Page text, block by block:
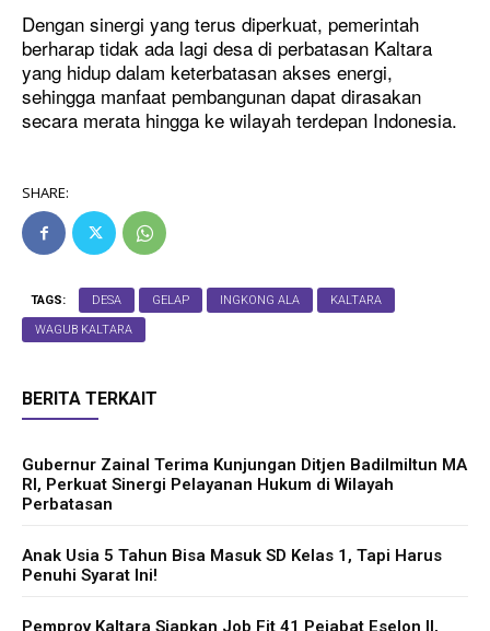
Dengan sinergi yang terus diperkuat, pemerintah
berharap tidak ada lagi desa di perbatasan Kaltara
yang hidup dalam keterbatasan akses energi,
sehingga manfaat pembangunan dapat dirasakan
secara merata hingga ke wilayah terdepan Indonesia.
SHARE:
TAGS: DESA GELAP INGKONG ALA KALTARA
WAGUB KALTARA
BERITA TERKAIT
Gubernur Zainal Terima Kunjungan Ditjen Badilmiltun MA
RI, Perkuat Sinergi Pelayanan Hukum di Wilayah
Perbatasan
Anak Usia 5 Tahun Bisa Masuk SD Kelas 1, Tapi Harus
Penuhi Syarat Ini!
Pemprov Kaltara Siapkan Job Fit 41 Pejabat Eselon II,